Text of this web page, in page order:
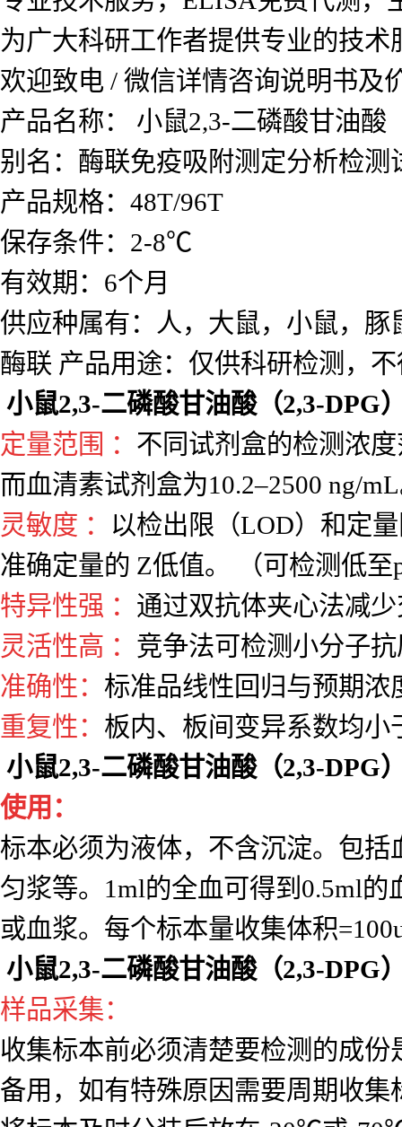
应用 科研实验，环保，生物产
是否进口 否
广州奥瑞达生物（专业生产厂家
专业技术服务，ELISA免费代测，
为广大科研工作者提供专业的技
欢迎致电 / 微信详情咨询说明书及
产品名称： 小鼠2,3-二磷酸甘油酸
别名：酶联免疫吸附测定分析检测
产品规格：48T/96T
保存条件：2-8℃
有效期：6个月
供应种属有：人，大鼠，小鼠，
酶联 产品用途：仅供科研检测，
小鼠2,3-二磷酸甘油酸（2,3-DPG
定量范围 ： 不同试剂盒的检测浓
而血清素试剂盒为10.2–2500 ng/
灵敏度 ：以检出限（LOD）和定
准确定量的 Z低值。 （可检测低
特异性强 ：通过双抗体夹心法减
灵活性高 ：
准确性：标准品线性回归与预期浓
重复性： 板内、板间变异系数均小
小鼠2,3-二磷酸甘油酸（2,3-DPG
使用：
标本必须为液体，不含沉淀。包
匀浆等。1ml的全血可得到0.5ml的
或血浆。每个标本量收集体积